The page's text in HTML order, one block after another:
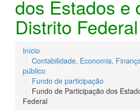
dos Estados e
Distrito Federal
Início
Contabilidade, Economia,
público
Fundo de participação
Fundo de Participação dos
Federal